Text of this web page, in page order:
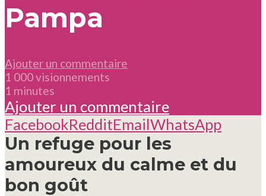
Pampa
Ajouter un commentaire
1 000 visionnements
1 minutes
Ajouter un commentaire
FacebookRedditEmailWhatsApp
Un refuge pour les
amoureux du calme et du
bon goût